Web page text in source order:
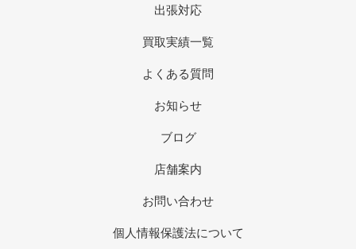
出張対応
買取実績一覧
よくある質問
お知らせ
ブログ
店舗案内
お問い合わせ
個人情報保護法について